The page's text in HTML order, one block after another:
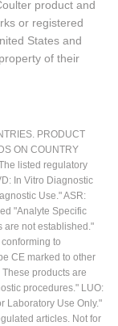
product and
or registered
States and
of their
PRODUCT
ON COUNTRY
listed regulatory
In Vitro Diagnostic
Use." ASR:
"Analyte Specific
are not established."
to
CE marked to other
products are
procedures." LUO:
Laboratory Use Only."
articles. Not for